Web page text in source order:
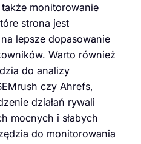
monitorowanie
strona jest
lepsze dopasowanie
Warto również
do analizy
czy Ahrefs,
działań rywali
mocnych i słabych
do monitorowania